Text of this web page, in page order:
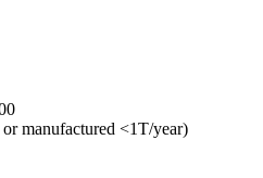
manufactured <1T/year)